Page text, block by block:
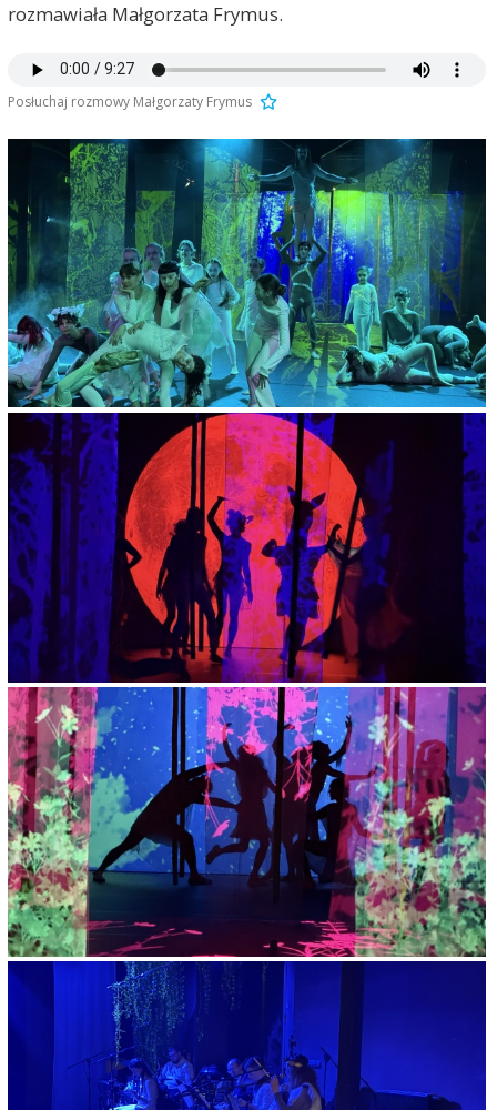
rozmawiała Małgorzata Frymus.
Posłuchaj rozmowy Małgorzaty Frymus